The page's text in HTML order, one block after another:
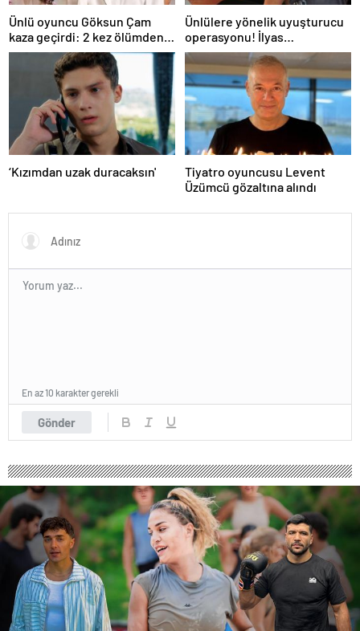
Ünlü oyuncu Göksun Çam
kaza geçirdi: 2 kez ölümden
döndüm
Ünlülere yönelik uyuşturucu
operasyonu! İlyas
Yalçıntaş'tan ilk açıklama
‘Kızımdan uzak duracaksın'
Tiyatro oyuncusu Levent
Üzümcü gözaltına alındı
Gönder
En az 10 karakter gerekli